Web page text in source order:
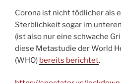
Corona ist nicht tödlicher als
Sterblichkeit sogar im
(ist also nur eine schwache
diese Metastudie der World
(WHO) bereits berichtet.